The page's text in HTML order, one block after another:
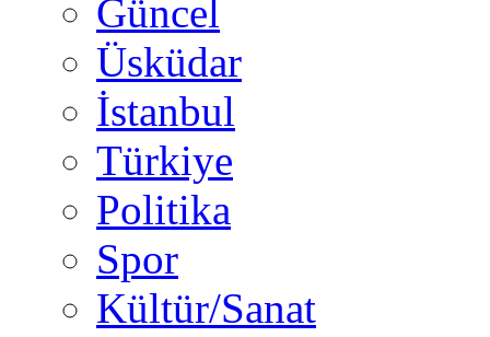
Güncel
Üsküdar
İstanbul
Türkiye
Politika
Spor
Kültür/Sanat